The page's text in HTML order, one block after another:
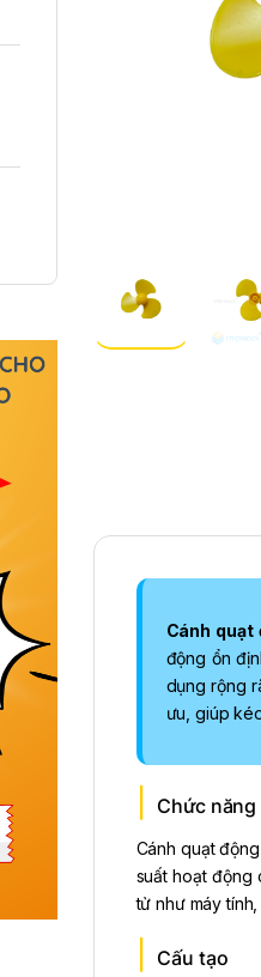
Cánh quạt
động ổn
dụng rộng
ưu, giúp
Chức năng
Cánh quạt
suất hoạt động
tử như máy
Cấu tạo